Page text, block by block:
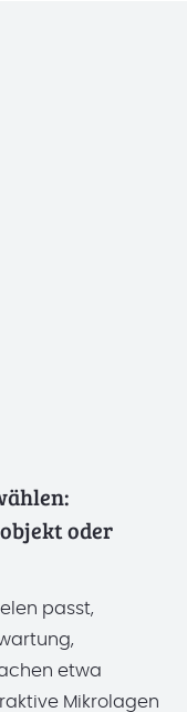
oder
passt,
etwa
Mikrolagen